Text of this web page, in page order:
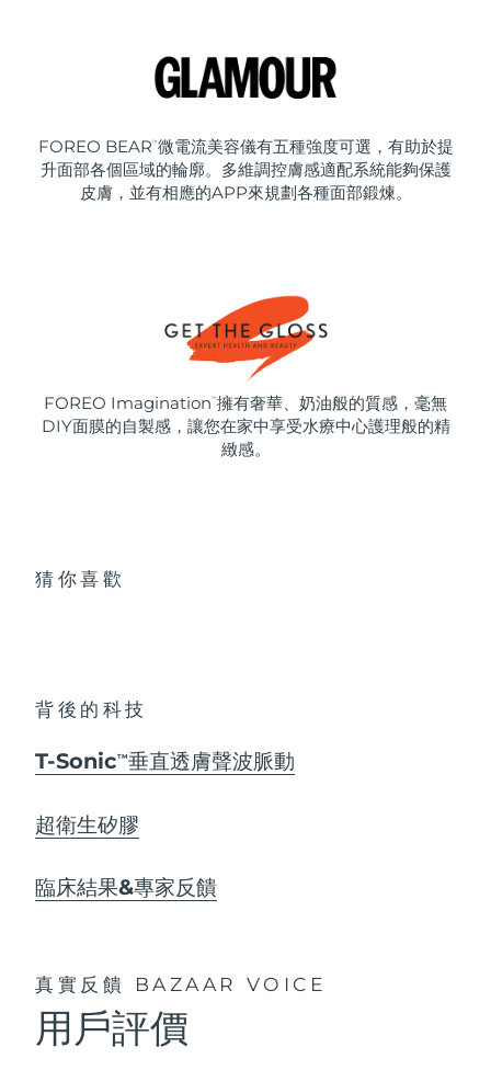
FOREO BEAR ™ 微電流美容儀有五種強度可選，有助於提
升面部各個區域的輪廓。多維調控膚感適配系統能夠保護
皮膚，並有相應的APP來規劃各種面部鍛煉。
FOREO Imagination ™ 擁有奢華、奶油般的質感，毫無
DIY面膜的自製感，讓您在家中享受水療中心護理般的精
緻感。
猜你喜歡
背後的科技
T-SonicTM 垂直透膚聲波脈動
超衛生矽膠
臨床結果&專家反饋
真實反饋 BAZAAR VOICE
用戶評價